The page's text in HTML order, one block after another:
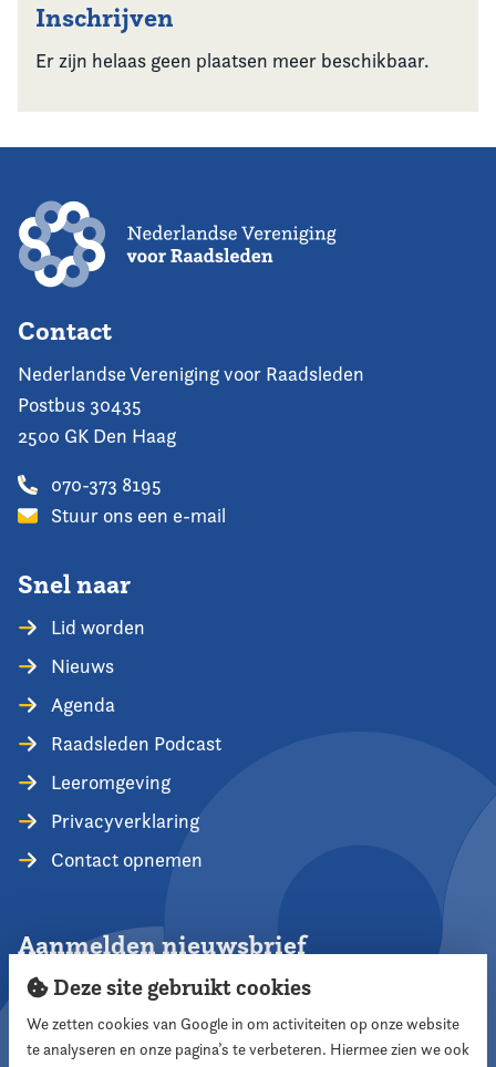
Inschrijven
Er zijn helaas geen plaatsen meer beschikbaar.
Contact
Nederlandse Vereniging voor Raadsleden
Postbus 30435
2500 GK Den Haag
070-373 8195
Stuur ons een e-mail
Snel naar
Lid worden
Nieuws
Agenda
Raadsleden Podcast
Leeromgeving
Privacyverklaring
Contact opnemen
Aanmelden nieuwsbrief
Aanmelden
Deze site gebruikt cookies
We zetten cookies van Google in om activiteiten op onze website
te analyseren en onze pagina’s te verbeteren. Hiermee zien we ook